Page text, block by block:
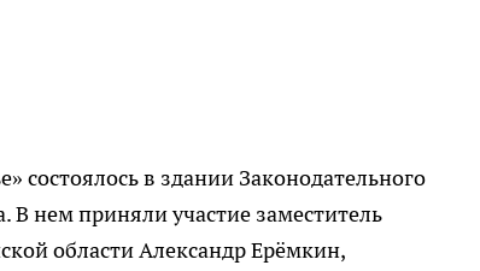
состоялось в здании Законодательного
В нем приняли участие заместитель
области Александр Ерёмкин,